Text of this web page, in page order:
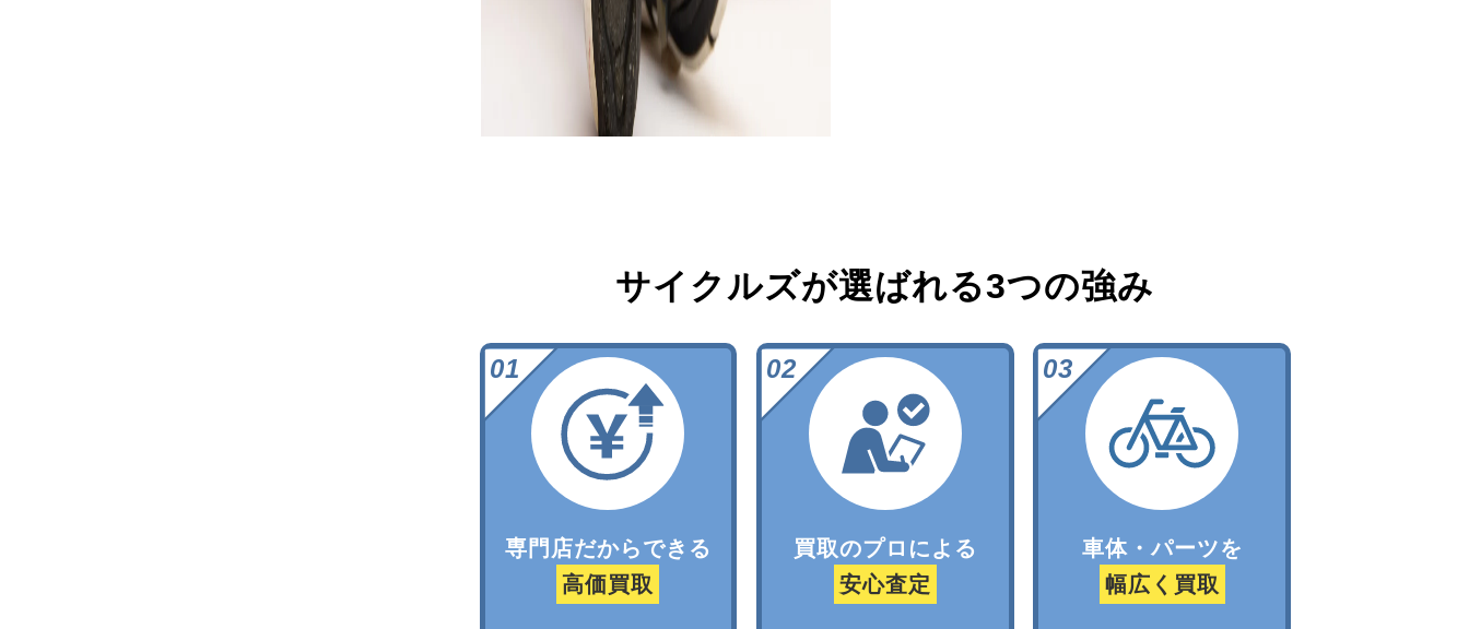
サイクルズが選ばれる3つの強み
専門店だからできる
高価買取
買取のプロによる
安心査定
車体・パーツを
幅広く買取